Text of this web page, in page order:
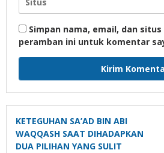
Simpan nama, email, dan
peramban ini untuk komentar
KETEGUHAN SA’AD BIN ABI
WAQQASH SAAT DIHADAPKAN
DUA PILIHAN YANG SULIT